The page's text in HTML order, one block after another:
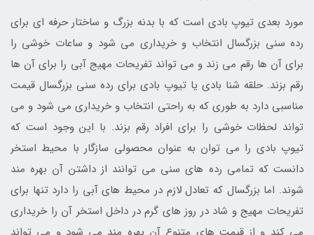
مورد بعدی تیوپ بادی است که با بدنه بزرگ و ساختار حرفه ای برای
رده سنی بزرگسال انتخاب و خریداری می شود و ساعات خوشی را
برای آن ها رقم می زند و می تواند تفریحات مهیج آبی را برای آن ها
رقم بزند. حلقه شنا بادی یا تیوپ بادی برای رده سنی بزرگسال قیمت
مناسبی دارد به طوری که به راحتی انتخاب و خریداری می شود و می
تواند لحظات خوشی را برای افراد رقم بزند. با این وجود است که
تیوپ بادی را می توان به عنوان محصولی سازگار با محیط استخر
دانست که تمامی رده های سنی می توانند از داشتن آن بهره مند
شوند. اما بزرگسال که تعادل لازم در محیط های آبی را دارد تنها برای
تفریحات مهیج و شاد در روز های گرم در داخل استخر آن را خریداری